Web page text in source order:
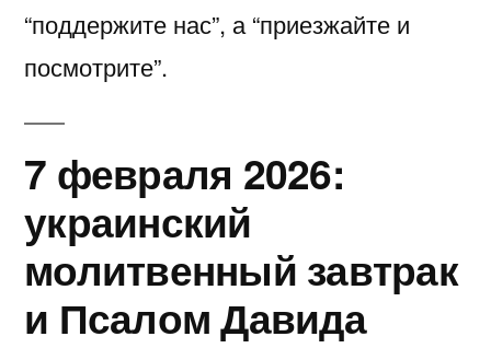
“поддержите нас”, а “приезжайте и
посмотрите”.
7 февраля 2026:
украинский
молитвенный завтрак
и Псалом Давида